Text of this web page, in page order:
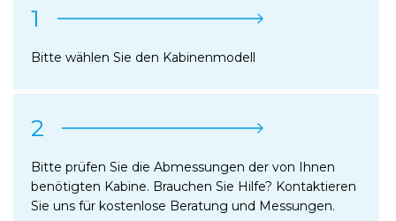
1
Bitte wählen Sie den Kabinenmodell
2
Bitte prüfen Sie die Abmessungen der von Ihnen
benötigten Kabine. Brauchen Sie Hilfe? Kontaktieren
Sie uns für kostenlose Beratung und Messungen.